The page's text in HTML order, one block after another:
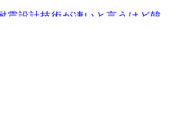
震設計技術が凄いと言うけど韓